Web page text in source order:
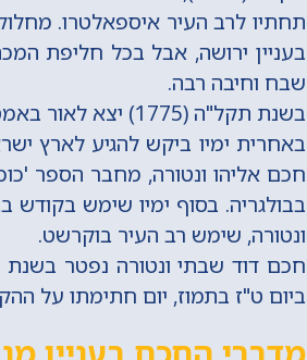
תחתיו לרב העיר איספאלטרו.
בעניין ירושה, אבל בכל חליפת
שבח וחיבה רבה.
בשנת תקל"ה (1775) יצא לאור באמסטרדם ספרו 'נהר שלום' - שולחן ערוך.
באחרית ימיו ביקש להגיע לארץ
חכם אליהו ונטורה, מחבר הספר
בבולגריה. בסוף ימיו שימש
ונטורה, שימש רב העיר בוקרשט.
ביום ט"ז בתמוז, יום חתימתו על